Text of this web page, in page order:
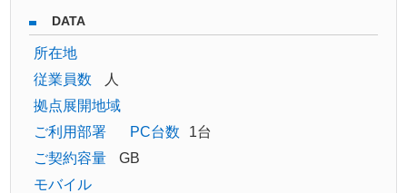
DATA
所在地
従業員数
人
拠点展開地域
ご利用部署
PC台数
1台
ご契約容量
GB
モバイル